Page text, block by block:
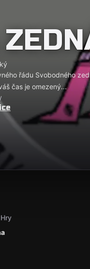
řádu Svobodného
čas je omezený...